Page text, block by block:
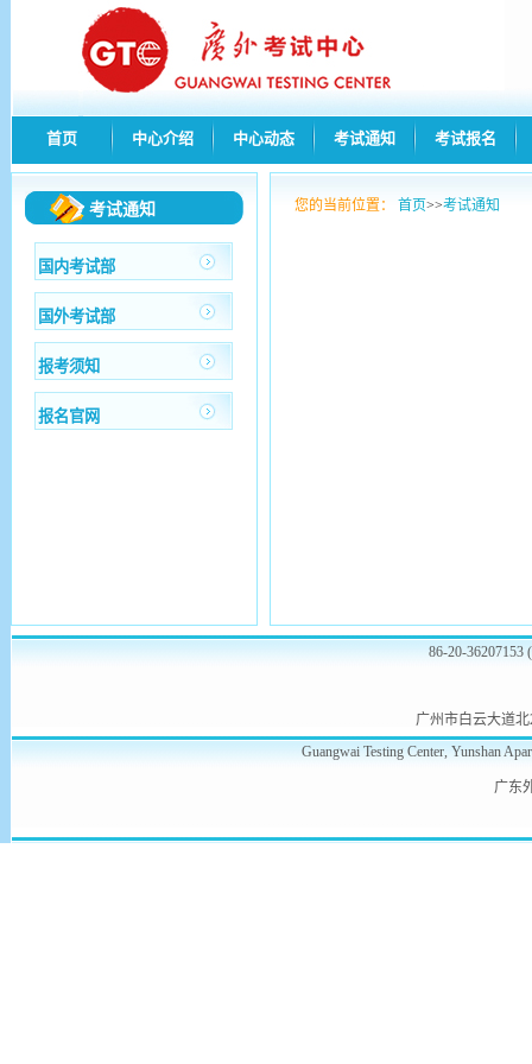
首页 中心介绍 中心动态 考试通知 考试报名
考试通知
国内考试部
国外考试部
报考须知
报名官网
您的当前位置： 首页>>考试通知
86-20-
广州市白云大道
Guangwai Testing Center, Yunshan
广东